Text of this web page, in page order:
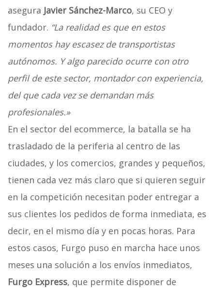
asegura Javier Sánchez-Marco, su CEO y
fundador. “La realidad es que en estos
momentos hay escasez de transportistas
autónomos. Y algo parecido ocurre con otro
perfil de este sector, montador con experiencia,
del que cada vez se demandan más
profesionales.»
En el sector del ecommerce, la batalla se ha
trasladado de la periferia al centro de las
ciudades, y los comercios, grandes y pequeños,
tienen cada vez más claro que si quieren seguir
en la competición necesitan poder entregar a
sus clientes los pedidos de forma inmediata, es
decir, en el mismo día y en pocas horas. Para
estos casos, Furgo puso en marcha hace unos
meses una solución a los envíos inmediatos,
Furgo Express, que permite disponer de